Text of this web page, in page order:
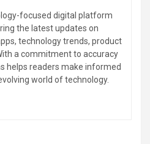
focused digital platform
the latest updates on
technology trends, product
a commitment to accuracy
helps readers make informed
world of technology.